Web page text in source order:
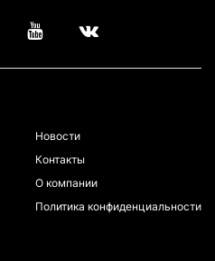
Новости
Контакты
О компании
Политика конфиденциальности